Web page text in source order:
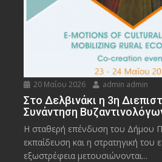
20 Μαΐου 2026 admin admin
Στο Δελβινάκι η 3η
Συνάντηση
Η σταθερή επένδυση του Δήμου
εκπαίδευση και η στρατηγική του
εξωστρέφεια μετουσιώνονται...